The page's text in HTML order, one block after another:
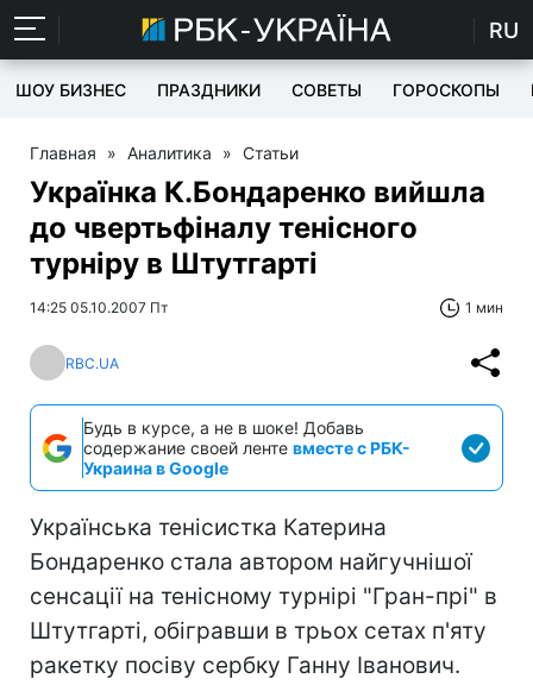
RU
ШОУ БИЗНЕС ПРАЗДНИКИ СОВЕТЫ ГОРОСКОПЫ
Главная » Аналитика » Статьи
Українка К.Бондаренко вийшла
до чвертьфіналу тенісного
турніру в Штутгарті
14:25 05.10.2007 Пт 1 мин
RBC.UA
Будь в курсе, а не в шоке! Добавь
содержание своей ленте вместе с РБК-
Украина в Google
Українська тенісистка Катерина
Бондаренко стала автором найгучнішої
сенсації на тенісному турнірі "Гран-прі" в
Штутгарті, обігравши в трьох сетах п'яту
ракетку посіву сербку Ганну Іванович.